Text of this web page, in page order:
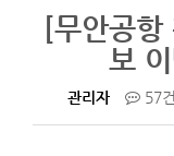
[무안공
보
관리자 57건